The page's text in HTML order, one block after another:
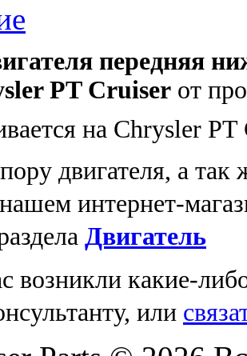
передняя
PT Cruiser от
на Chrysler
двигателя, а так
интернет-
Двигатель
возникли какие-
или